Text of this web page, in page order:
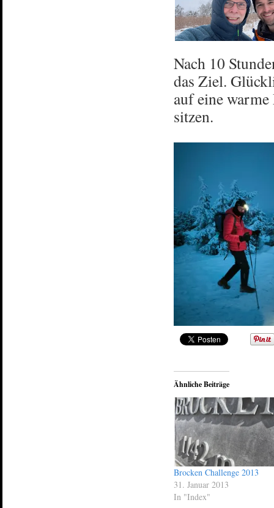
Nach 10
das Ziel.
auf eine
sitzen.
Ähnliche Beiträge
Brocken Challenge 2013
31. Januar 2013
In "Index"